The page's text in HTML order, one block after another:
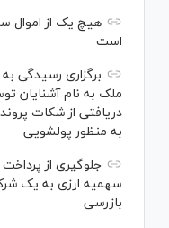
هیچ یک از اموال
است
برگزاری رسیدگی
ملک به نام آشنایان
دریافتی از شکات
به منظور پولشویی
سهمیه ارزی به یک
بازرسی